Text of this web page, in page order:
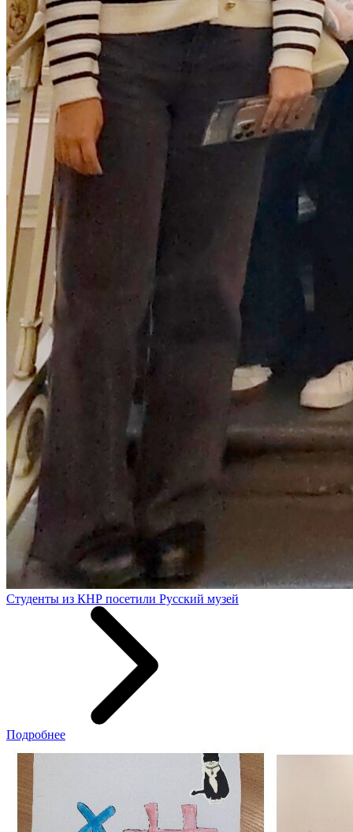
Студенты из КНР посетили Русский музей
Подробнее